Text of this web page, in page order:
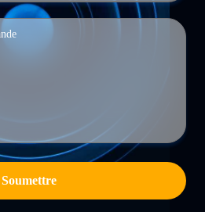
Soumettre